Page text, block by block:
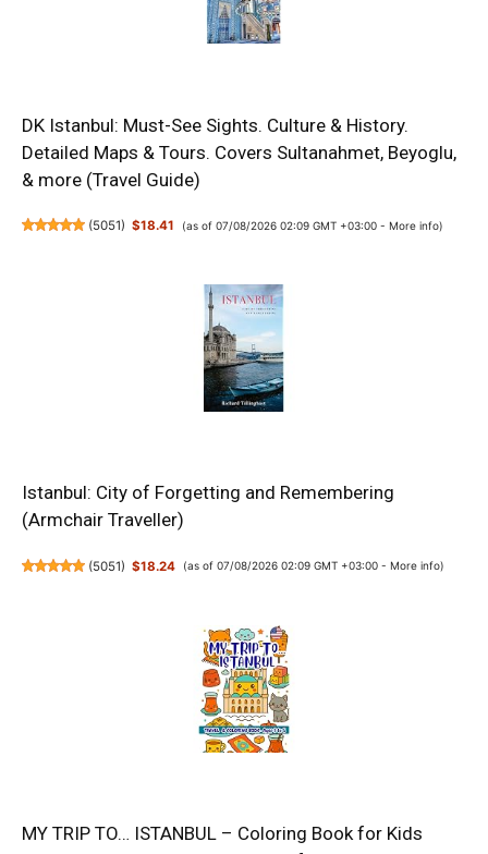
DK Istanbul: Must-See Sights. Culture & History.
Detailed Maps & Tours. Covers Sultanahmet, Beyoglu,
& more (Travel Guide)
(5051) $18.41 (as of 07/08/2026 02:09 GMT +03:00 - More info)
Istanbul: City of Forgetting and Remembering
(Armchair Traveller)
(5051) $18.24 (as of 07/08/2026 02:09 GMT +03:00 - More info)
MY TRIP TO… ISTANBUL – Coloring Book for Kids